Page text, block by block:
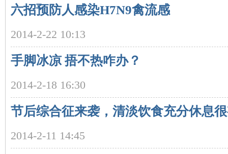
六招预防人感染H7N9禽流感
2014-2-22 10:13
手脚冰凉 捂不热咋办？
2014-2-18 16:30
节后综合征来袭，清淡饮食充分休息
2014-2-11 14:45